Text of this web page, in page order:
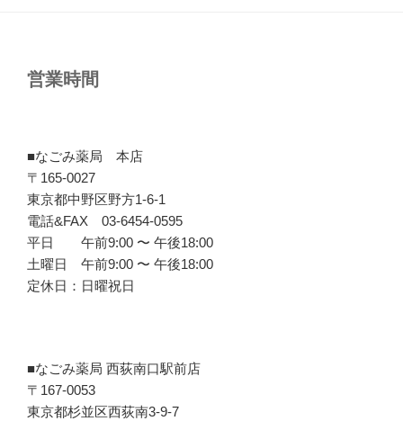
営業時間
■なごみ薬局 本店
〒165-0027
東京都中野区野方1-6-1
電話&FAX 03-6454-0595
平日 午前9:00 〜 午後18:00
土曜日 午前9:00 〜 午後18:00
定休日：日曜祝日
■なごみ薬局 西荻南口駅前店
〒167-0053
東京都杉並区西荻南3-9-7